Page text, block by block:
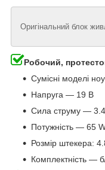
Оригінальний блок
Робочий,
Сумісні моделі
Напруга — 19 В
Сила струму —
Потужність — 65
Розмір штекера:
Комплектність —